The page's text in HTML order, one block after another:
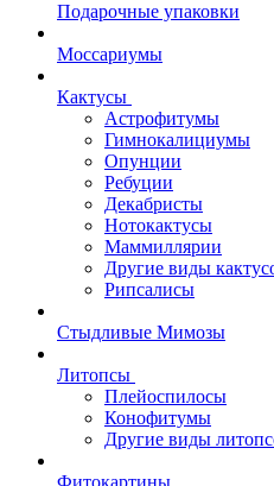
Подарочные упаковки
Моссариумы
Кактусы
Астрофитумы
Гимнокалициумы
Опунции
Ребуции
Декабристы
Нотокактусы
Маммиллярии
Другие виды
Рипсалисы
Стыдливые Мимозы
Литопсы
Плейоспилосы
Конофитумы
Другие виды
Фитокартины